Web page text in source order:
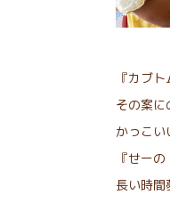
『カブ
その案に
かっこ
『せー
長い時